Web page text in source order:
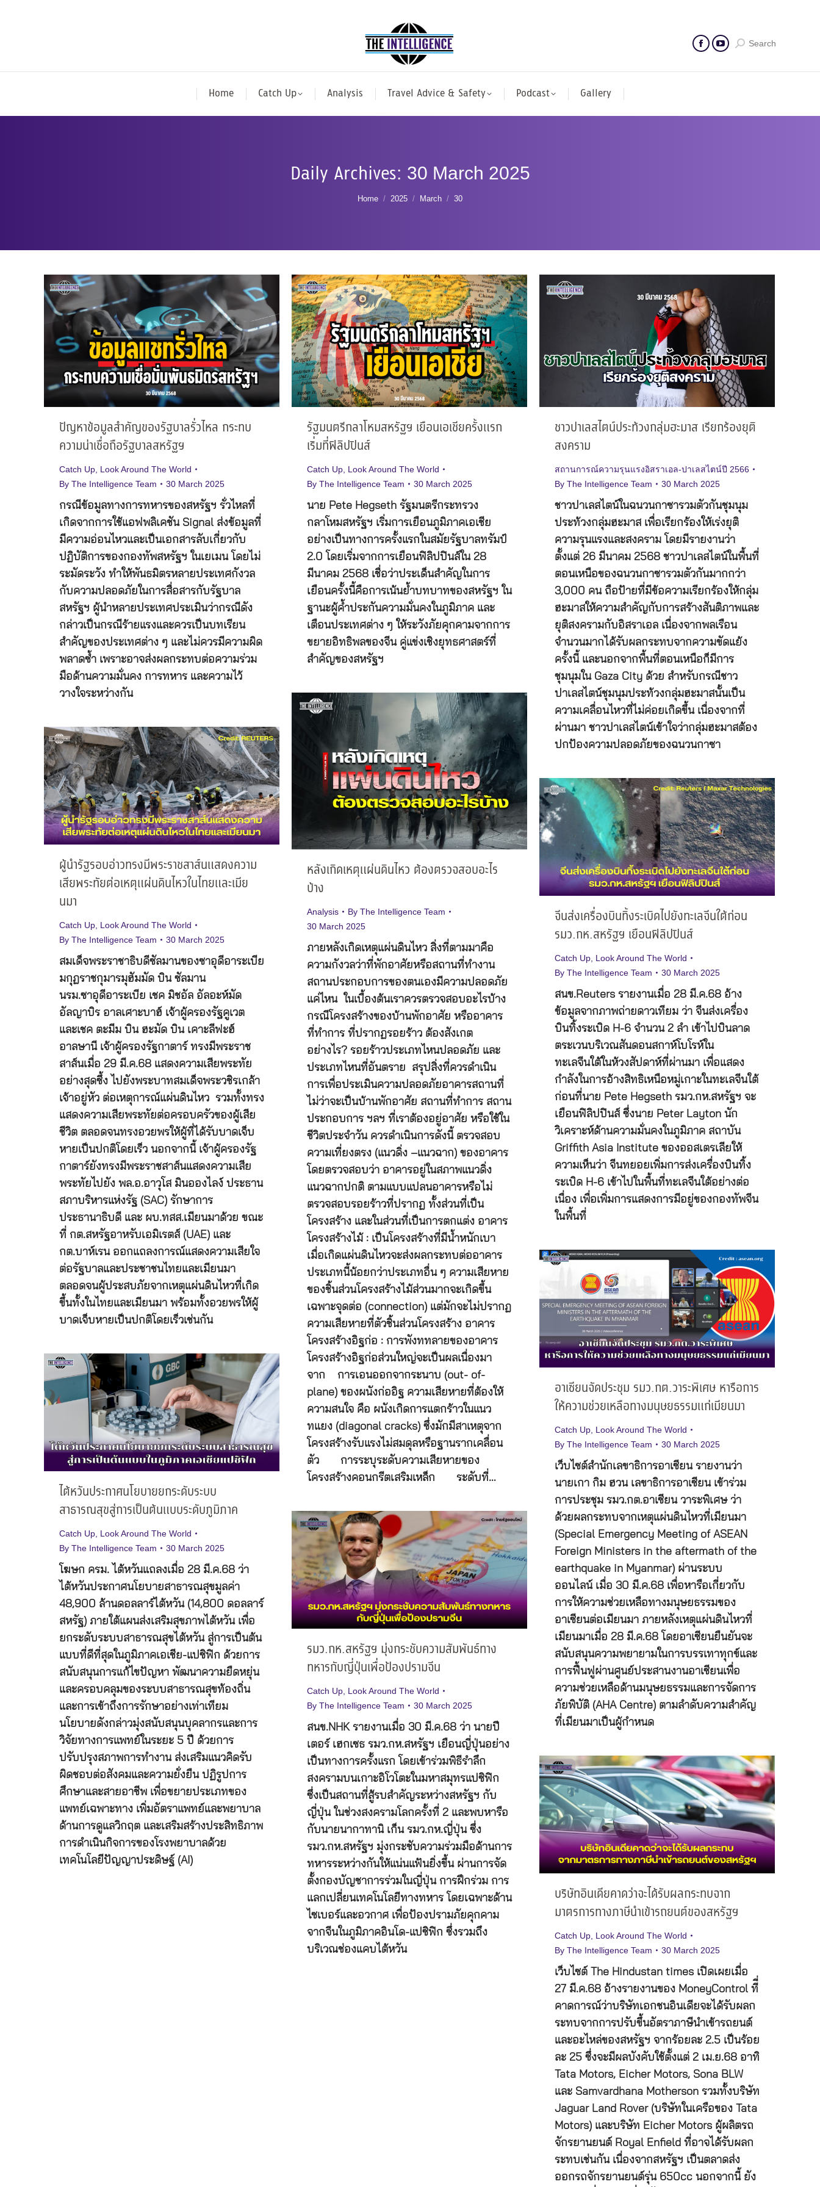
Search
Home Catch Up Analysis Travel Advice & Safety Podcast Gallery
Daily Archives: 30 March 2025
You are here:
Home 2025 March 30
ปัญหาข้อมูลสำคัญของรัฐบาลรั่วไหล กระทบ
ความน่าเชื่อถือรัฐบาลสหรัฐฯ
Catch Up, Look Around The World
By The Intelligence Team 30 March 2025
กรณีข้อมูลทางการทหารของสหรัฐฯ รั่วไหลที่
เกิดจากการใช้แอฟพลิเคชัน Signal ส่งข้อมูลที่
มีความอ่อนไหวและเป็นเอกสารลับเกี่ยวกับ
ปฏิบัติการของกองทัพสหรัฐฯ ในเยเมน โดยไม่
ระมัดระวัง ทำให้พันธมิตรหลายประเทศกังวล
กับความปลอดภัยในการสื่อสารกับรัฐบาล
สหรัฐฯ ผู้นำหลายประเทศประเมินว่ากรณีดัง
กล่าวเป็นกรณีร้ายแรงและควรเป็นบทเรียน
สำคัญของประเทศต่าง ๆ และไม่ควรมีความผิด
พลาดซ้ำ เพราะอาจส่งผลกระทบต่อความร่วม
มือด้านความมั่นคง การทหาร และความไว้
วางใจระหว่างกัน
รัฐมนตรีกลาโหมสหรัฐฯ เยือนเอเชียครั้งแรก
เริ่มที่ฟิลิปปินส์
Catch Up, Look Around The World
By The Intelligence Team 30 March 2025
นาย Pete Hegseth รัฐมนตรีกระทรวง
กลาโหมสหรัฐฯ เริ่มการเยือนภูมิภาคเอเชีย
อย่างเป็นทางการครั้งแรกในสมัยรัฐบาลทรัมป์
2.0 โดยเริ่มจากการเยือนฟิลิปปินส์ใน 28
มีนาคม 2568 เชื่อว่าประเด็นสำคัญในการ
เยือนครั้งนี้คือการเน้นย้ำบทบาทของสหรัฐฯ ใน
ฐานะผู้ค้ำประกันความมั่นคงในภูมิภาค และ
เตือนประเทศต่าง ๆ ให้ระวังภัยคุกคามจากการ
ขยายอิทธิพลของจีน คู่แข่งเชิงยุทธศาสตร์ที่
สำคัญของสหรัฐฯ
ชาวปาเลสไตน์ประท้วงกลุ่มฮะมาส เรียกร้องยุติ
สงคราม
สถานการณ์ความรุนแรงอิสราเอล-ปาเลสไตน์ปี 2566
By The Intelligence Team 30 March 2025
ชาวปาเลสไตน์ในฉนวนกาซารวมตัวกันชุมนุม
ประท้วงกลุ่มฮะมาส เพื่อเรียกร้องให้เร่งยุติ
ความรุนแรงและสงคราม โดยมีรายงานว่า
ตั้งแต่ 26 มีนาคม 2568 ชาวปาเลสไตน์ในพื้นที่
ตอนเหนือของฉนวนกาซารวมตัวกันมากกว่า
3,000 คน ถือป้ายที่มีข้อความเรียกร้องให้กลุ่ม
ฮะมาสให้ความสำคัญกับการสร้างสันติภาพและ
ยุติสงครามกับอิสราเอล เนื่องจากพลเรือน
จำนวนมากได้รับผลกระทบจากความขัดแย้ง
ครั้งนี้ และนอกจากพื้นที่ตอนเหนือก็มีการ
ชุมนุมใน Gaza City ด้วย สำหรับกรณีชาว
ปาเลสไตน์ชุมนุมประท้วงกลุ่มฮะมาสนั้นเป็น
ความเคลื่อนไหวที่ไม่ค่อยเกิดขึ้น เนื่องจากที่
ผ่านมา ชาวปาเลสไตน์เข้าใจว่ากลุ่มฮะมาสต้อง
ปกป้องความปลอดภัยของฉนวนกาซา
หลังเกิดเหตุแผ่นดินไหว ต้องตรวจสอบอะไร
บ้าง
Analysis By The Intelligence Team
30 March 2025
ภายหลังเกิดเหตุแผ่นดินไหว สิ่งที่ตามมาคือ
ความกังวลว่าที่พักอาศัยหรือสถานที่ทำงาน
สถานประกอบการของตนเองมีความปลอดภัย
แค่ไหน ในเบื้องต้นเราควรตรวจสอบอะไรบ้าง
กรณีโครงสร้างของบ้านพักอาศัย หรืออาคาร
ที่ทำการ ที่ปรากฏรอยร้าว ต้องสังเกต
อย่างไร? รอยร้าวประเภทไหนปลอดภัย และ
ประเภทไหนที่อันตราย สรุปสิ่งที่ควรดำเนิน
การเพื่อประเมินความปลอดภัยอาคารสถานที่
ไม่ว่าจะเป็นบ้านพักอาศัย สถานที่ทำการ สถาน
ประกอบการ ฯลฯ ที่เราต้องอยู่อาศัย หรือใช้ใน
ชีวิตประจำวัน ควรดำเนินการดังนี้ ตรวจสอบ
ความเที่ยงตรง (แนวดิ่ง –แนวฉาก) ของอาคาร
โดยตรวจสอบว่า อาคารอยู่ในสภาพแนวดิ่ง
แนวฉากปกติ ตามแบบแปลนอาคารหรือไม่
ตรวจสอบรอยร้าวที่ปรากฏ ทั้งส่วนที่เป็น
โครงสร้าง และในส่วนที่เป็นการตกแต่ง อาคาร
โครงสร้างไม้ : เป็นโครงสร้างที่มีน้ำหนักเบา
เมื่อเกิดแผ่นดินไหวจะส่งผลกระทบต่ออาคาร
ประเภทนี้น้อยกว่าประเภทอื่น ๆ ความเสียหาย
ของชิ้นส่วนโครงสร้างไม้ส่วนมากจะเกิดขึ้น
เฉพาะจุดต่อ (connection) แต่มักจะไม่ปรากฏ
ความเสียหายที่ตัวชิ้นส่วนโครงสร้าง อาคาร
โครงสร้างอิฐก่อ : การพังททลายของอาคาร
โครงสร้างอิฐก่อส่วนใหญ่จะเป็นผลเนื่องมา
จาก การเอนออกจากระนาบ (out- of-
plane) ของผนังก่ออิฐ ความเสียหายที่ต้องให้
ความสนใจ คือ ผนังเกิดการแตกร้าวในแนว
ทแยง (diagonal cracks) ซึ่งมักมีสาเหตุจาก
โครงสร้างรับแรงไม่สมดุลหรือฐานรากเคลื่อน
ตัว การระบุระดับความเสียหายของ
โครงสร้างคอนกรีตเสริมเหล็ก ระดับที่…
ผู้นำรัฐรอบอ่าวทรงมีพระราชสาส์นแสดงความ
เสียพระทัยต่อเหตุแผ่นดินไหวในไทยและเมีย
นมา
Catch Up Look Around The World
By The Intelligence Team 30 March 2025
สมเด็จพระราชาธิบดีซัลมานของซาอุดีอาระเบีย
มกุฏราชกุมารมุฮัมมัด บิน ซัลมาน
นรม.ซาอุดีอาระเบีย เชค มิชอัล อัลอะห์มัด
อัลญาบิร อาลเศาะบาฮ์ เจ้าผู้ครองรัฐคูเวต
และเชค ตะมีม บิน ฮะมัด บิน เคาะลีฟะฮ์
อาลษานี เจ้าผู้ครองรัฐกาตาร์ ทรงมีพระราช
สาส์นเมื่อ 29 มี.ค.68 แสดงความเสียพระทัย
อย่างสุดซึ้ง ไปยังพระบาทสมเด็จพระวชิรเกล้า
เจ้าอยู่หัว ต่อเหตุการณ์แผ่นดินไหว รวมทั้งทรง
แสดงความเสียพระทัยต่อครอบครัวของผู้เสีย
ชีวิต ตลอดจนทรงอวยพรให้ผู้ที่ได้รับบาดเจ็บ
หายเป็นปกติโดยเร็ว นอกจากนี้ เจ้าผู้ครองรัฐ
กาตาร์ยังทรงมีพระราชสาส์นแสดงความเสีย
พระทัยไปยัง พล.อ.อาวุโส มินอองไลง์ ประธาน
สภาบริหารแห่งรัฐ (SAC) รักษาการ
ประธานาธิบดี และ ผบ.ทสส.เมียนมาด้วย ขณะ
ที่ กต.สหรัฐอาหรับเอมิเรตส์ (UAE) และ
กต.บาห์เรน ออกแถลงการณ์แสดงความเสียใจ
ต่อรัฐบาลและประชาชนไทยและเมียนมา
ตลอดจนผู้ประสบภัยจากเหตุแผ่นดินไหวที่เกิด
ขึ้นทั้งในไทยและเมียนมา พร้อมทั้งอวยพรให้ผู้
บาดเจ็บหายเป็นปกติโดยเร็วเช่นกัน
จีนส่งเครื่องบินทิ้งระเบิดไปยังทะเลจีนใต้ก่อน
รมว.กห.สหรัฐฯ เยือนฟิลิปปินส์
Catch Up Look Around The World
By The Intelligence Team 30 March 2025
สนข.Reuters รายงานเมื่อ 28 มี.ค.68 อ้าง
ข้อมูลจากภาพถ่ายดาวเทียม ว่า จีนส่งเครื่อง
บินทิ้งระเบิด H-6 จำนวน 2 ลำ เข้าไปบินลาด
ตระเวนบริเวณสันดอนสกาห์โบโรห์ใน
ทะเลจีนใต้ในห้วงสัปดาห์ที่ผ่านมา เพื่อแสดง
กำลังในการอ้างสิทธิเหนือหมู่เกาะในทะเลจีนใต้
ก่อนที่นาย Pete Hegseth รมว.กห.สหรัฐฯ จะ
เยือนฟิลิปปินส์ ซึ่งนาย Peter Layton นัก
วิเคราะห์ด้านความมั่นคงในภูมิภาค สถาบัน
Griffith Asia Institute ของออสเตรเลียให้
ความเห็นว่า จีนทยอยเพิ่มการส่งเครื่องบินทิ้ง
ระเบิด H-6 เข้าไปในพื้นที่ทะเลจีนใต้อย่างต่อ
เนื่อง เพื่อเพิ่มการแสดงการมีอยู่ของกองทัพจีน
ในพื้นที่
อาเซียนจัดประชุม รมว.กต.วาระพิเศษ หารือการ
ให้ความช่วยเหลือทางมนุษยธรรมแก่เมียนมา
Catch Up Look Around The World
By The Intelligence Team 30 March 2025
เว็บไซต์สำนักเลขาธิการอาเซียน รายงานว่า
นายเกา กิม ฮวน เลขาธิการอาเซียน เข้าร่วม
การประชุม รมว.กต.อาเซียน วาระพิเศษ ว่า
ด้วยผลกระทบจากเหตุแผ่นดินไหวที่เมียนมา
(Special Emergency Meeting of ASEAN
Foreign Ministers in the aftermath of the
earthquake in Myanmar) ผ่านระบบ
ออนไลน์ เมื่อ 30 มี.ค.68 เพื่อหารือเกี่ยวกับ
การให้ความช่วยเหลือทางมนุษยธรรมของ
อาเซียนต่อเมียนมา ภายหลังเหตุแผ่นดินไหวที่
เมียนมาเมื่อ 28 มี.ค.68 โดยอาเซียนยืนยันจะ
สนับสนุนความพยายามในการบรรเทาทุกข์และ
การฟื้นฟูผ่านศูนย์ประสานงานอาเซียนเพื่อ
ความช่วยเหลือด้านมนุษยธรรมและการจัดการ
ภัยพิบัติ (AHA Centre) ตามลำดับความสำคัญ
ที่เมียนมาเป็นผู้กำหนด
ไต้หวันประกาศนโยบายยกระดับระบบ
สาธารณสุขสู่การเป็นต้นแบบระดับภูมิภาค
Catch Up Look Around The World
By The Intelligence Team 30 March 2025
โฆษก ครม. ไต้หวันแถลงเมื่อ 28 มี.ค.68 ว่า
ไต้หวันประกาศนโยบายสาธารณสุขมูลค่า
48,900 ล้านดอลลาร์ไต้หวัน (14,800 ดอลลาร์
สหรัฐ) ภายใต้แผนส่งเสริมสุขภาพไต้หวัน เพื่อ
ยกระดับระบบสาธารณสุขไต้หวัน สู่การเป็นต้น
แบบที่ดีที่สุดในภูมิภาคเอเชีย-แปซิฟิก ด้วยการ
สนับสนุนการแก้ไขปัญหา พัฒนาความยืดหยุ่น
และครอบคลุมของระบบสาธารณสุขท้องถิ่น
และการเข้าถึงการรักษาอย่างเท่าเทียม
นโยบายดังกล่าวมุ่งสนับสนุนบุคลากรและการ
วิจัยทางการแพทย์ในระยะ 5 ปี ด้วยการ
ปรับปรุงสภาพการทำงาน ส่งเสริมแนวคิดรับ
ผิดชอบต่อสังคมและความยั่งยืน ปฏิรูปการ
ศึกษาและสายอาชีพ เพื่อขยายประเภทของ
แพทย์เฉพาะทาง เพิ่มอัตราแพทย์และพยาบาล
ด้านการดูแลวิกฤต และเสริมสร้างประสิทธิภาพ
การดำเนินกิจการของโรงพยาบาลด้วย
เทคโนโลยีปัญญาประดิษฐ์ (AI)
รมว.กห.สหรัฐฯ มุ่งกระชับความสัมพันธ์ทาง
ทหารกับญี่ปุ่นเพื่อป้องปรามจีน
Catch Up Look Around The World
By The Intelligence Team 30 March 2025
สนข.NHK รายงานเมื่อ 30 มี.ค.68 ว่า นายปี
เตอร์ เฮกเซธ รมว.กห.สหรัฐฯ เยือนญี่ปุ่นอย่าง
เป็นทางการครั้งแรก โดยเข้าร่วมพิธีรำลึก
สงครามบนเกาะอิโวโตะในมหาสมุทรแปซิฟิก
ซึ่งเป็นสถานที่สู้รบสำคัญระหว่างสหรัฐฯ กับ
ญี่ปุ่น ในช่วงสงครามโลกครั้งที่ 2 และพบหารือ
กับนายนากาทานิ เก็น รมว.กห.ญี่ปุ่น ซึ่ง
รมว.กห.สหรัฐฯ มุ่งกระชับความร่วมมือด้านการ
ทหารระหว่างกันให้แน่นแฟ้นยิ่งขึ้น ผ่านการจัด
ตั้งกองบัญชาการร่วมในญี่ปุ่น การฝึกร่วม การ
แลกเปลี่ยนเทคโนโลยีทางทหาร โดยเฉพาะด้าน
ไซเบอร์และอวกาศ เพื่อป้องปรามภัยคุกคาม
จากจีนในภูมิภาคอินโด-แปซิฟิก ซึ่งรวมถึง
บริเวณช่องแคบไต้หวัน
บริษัทอินเดียคาดว่าจะได้รับผลกระทบจาก
มาตรการทางภาษีนำเข้ารถยนต์ของสหรัฐฯ
Catch Up Look Around The World
By The Intelligence Team 30 March 2025
เว็บไซต์ The Hindustan times เปิดเผยเมื่อ
27 มี.ค.68 อ้างรายงานของ MoneyControl ทีี่
คาดการณ์ว่าบริษัทเอกชนอินเดียจะได้รับผลก
ระทบจากการปรับขึ้นอัตราภาษีนำเข้ารถยนต์
และอะไหล่ของสหรัฐฯ จากร้อยละ 2.5 เป็นร้อย
ละ 25 ซึ่งจะมีผลบังคับใช้ตั้งแต่ 2 เม.ย.68 อาทิ
Tata Motors, Eicher Motors, Sona BLW
และ Samvardhana Motherson รวมทั้งบริษัท
Jaguar Land Rover (บริษัทในเครือของ Tata
Motors) และบริษัท Eicher Motors ผู้ผลิตรถ
จักรยานยนต์ Royal Enfield ที่อาจได้รับผลก
ระทบเช่นกัน เนื่องจากสหรัฐฯ เป็นตลาดส่ง
ออกรถจักรยานยนต์รุ่น 650cc นอกจากนี้ ยัง